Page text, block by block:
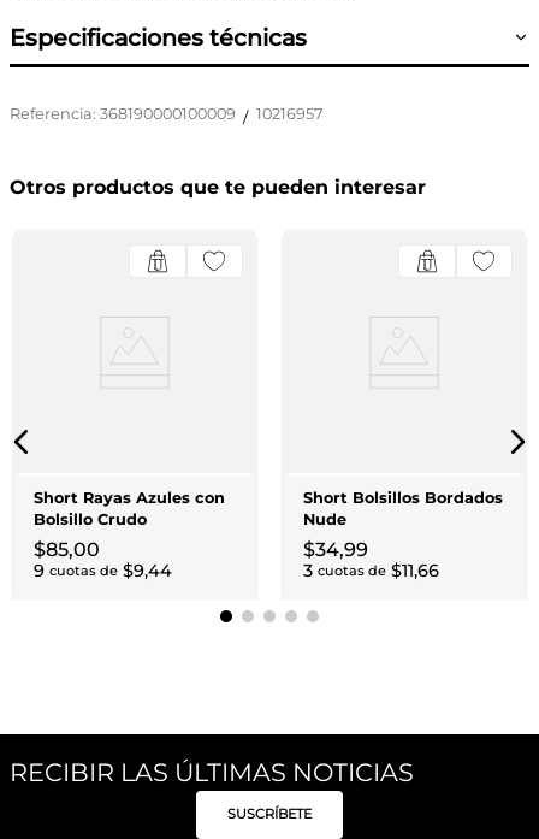
Especificaciones técnicas
Referencia: 368190000100009 / 10216957
Otros productos que te pueden interesar
Short Rayas Azules con
Bolsillo Crudo
$85,00
9 cuotas de $9,44
Short Bolsillos Bordados
Nude
$34,99
3 cuotas de $11,66
RECIBIR LAS ÚLTIMAS NOTICIAS
SUSCRÍBETE